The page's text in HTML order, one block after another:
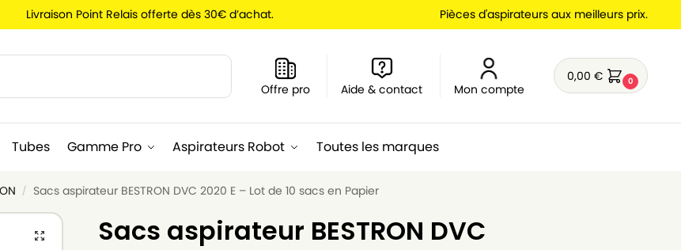
Livraison Point Relais offerte dès 30€ d’achat. Pièces d'aspirateurs aux meilleurs prix.
Offre pro Aide & contact Mon compte
0,00€ 0
Tubes Gamme Pro Aspirateurs Robot Toutes les marques
/ Sacs aspirateur BESTRON DVC 2020 E – Lot de 10 sacs en Papier
Sacs aspirateur BESTRON DVC